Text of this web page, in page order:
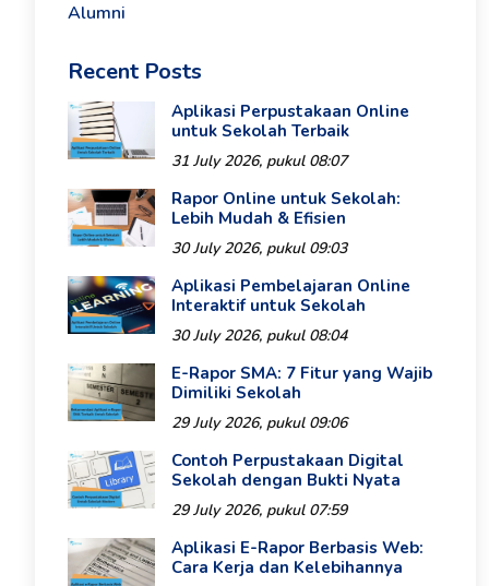
Alumni
Recent Posts
Aplikasi Perpustakaan Online
untuk Sekolah Terbaik
31 July 2026, pukul 08:07
Rapor Online untuk Sekolah:
Lebih Mudah & Efisien
30 July 2026, pukul 09:03
Aplikasi Pembelajaran Online
Interaktif untuk Sekolah
30 July 2026, pukul 08:04
E-Rapor SMA: 7 Fitur yang Wajib
Dimiliki Sekolah
29 July 2026, pukul 09:06
Contoh Perpustakaan Digital
Sekolah dengan Bukti Nyata
29 July 2026, pukul 07:59
Aplikasi E-Rapor Berbasis Web:
Cara Kerja dan Kelebihannya